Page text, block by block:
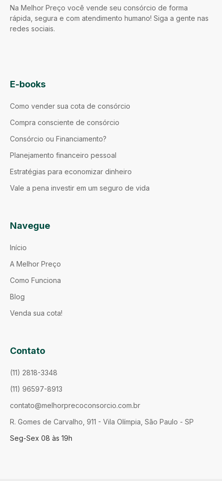
Na Melhor Preço você vende seu consórcio de forma
rápida, segura e com atendimento humano! Siga a gente nas
redes sociais.
E-books
Como vender sua cota de consórcio
Compra consciente de consórcio
Consórcio ou Financiamento?
Planejamento financeiro pessoal
Estratégias para economizar dinheiro
Vale a pena investir em um seguro de vida
Navegue
Início
A Melhor Preço
Como Funciona
Blog
Venda sua cota!
Contato
(11) 2818-3348
(11) 96597-8913
contato@melhorprecoconsorcio.com.br
R. Gomes de Carvalho, 911 - Vila Olímpia, São Paulo - SP
Seg-Sex 08 às 19h